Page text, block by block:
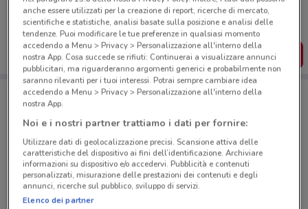
Puoi trovare le migliori offerte dei negozi vicino a te,
salvarle e creare la tua lista del risparmio, comodamente
dal tuo cellulare.
SCARICA L’APP
Negozi + Medical Parafarmacia a Varese
anche essere utilizzati per la creazione di report, ricerche di mercato,
scientifiche e statistiche, analisi basate sulla posizione e analisi delle
tendenze. Puoi modificare le tue preferenze in qualsiasi momento
accedendo a Menu > Privacy > Personalizzazione all'interno della
nostra App. Cosa succede se rifiuti: Continuerai a visualizzare annunci
pubblicitari, ma riguarderanno argomenti generici e probabilmente non
saranno rilevanti per i tuoi interessi. Potrai sempre cambiare idea
accedendo a Menu > Privacy > Personalizzazione all'interno della
nostra App.
Noi e i nostri partner trattiamo i dati per fornire:
Utilizzare dati di geolocalizzazione precisi. Scansione attiva delle
caratteristiche del dispositivo ai fini dell’identificazione. Archiviare
informazioni su dispositivo e/o accedervi. Pubblicità e contenuti
personalizzati, misurazione delle prestazioni dei contenuti e degli
annunci, ricerche sul pubblico, sviluppo di servizi.
Elenco dei partner